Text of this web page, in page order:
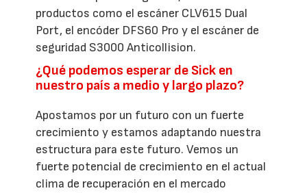
productos como el escáner CLV615 Dual
Port, el encóder DFS60 Pro y el escáner de
seguridad S3000 Anticollision.
¿Qué podemos esperar de Sick en
nuestro país a medio y largo plazo?
Apostamos por un futuro con un fuerte
crecimiento y estamos adaptando nuestra
estructura para este futuro. Vemos un
fuerte potencial de crecimiento en el actual
clima de recuperación en el mercado